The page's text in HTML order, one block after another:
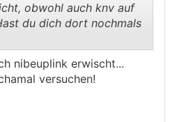
..
obwohl auch knv auf
du dich dort nochmals
nibeuplink erwischt...
versuchen!